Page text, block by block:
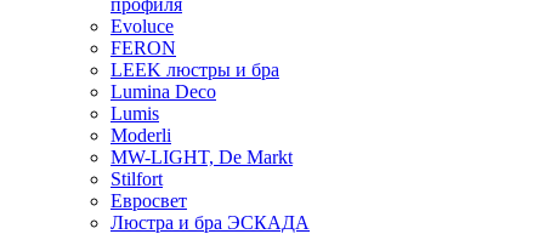
профиля
Evoluce
FERON
LEEK люстры и бра
Lumina Deco
Lumis
Moderli
MW-LIGHT, De Markt
Stilfort
Евросвет
Люстра и бра ЭСКАДА